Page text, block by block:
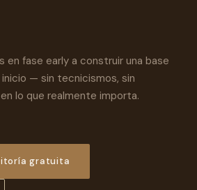
en fase early a construir una base
— sin tecnicismos, sin
lo que realmente importa.
gratuita